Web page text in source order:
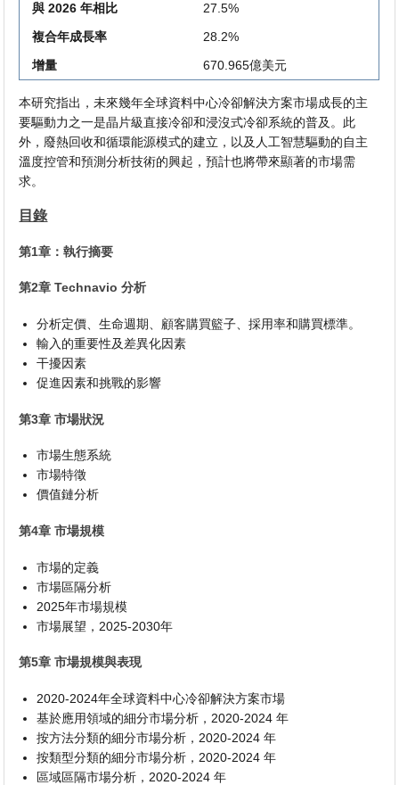
與 2026 年相比
27.5%
複合年成長率
28.2%
增量
670.965億美元
本研究指出，未來幾年全球資料中心冷卻解決方案市場成長的主
要驅動力之一是晶片級直接冷卻和浸沒式冷卻系統的普及。此
外，廢熱回收和循環能源模式的建立，以及人工智慧驅動的自主
溫度控管和預測分析技術的興起，預計也將帶來顯著的市場需
求。
目錄
第1章：執行摘要
第2章 Technavio 分析
分析定價、生命週期、顧客購買籃子、採用率和購買標準。
輸入的重要性及差異化因素
干擾因素
促進因素和挑戰的影響
第3章 市場狀況
市場生態系統
市場特徵
價值鏈分析
第4章 市場規模
市場的定義
市場區隔分析
2025年市場規模
市場展望，2025-2030年
第5章 市場規模與表現
2020-2024年全球資料中心冷卻解決方案市場
基於應用領域的細分市場分析，2020-2024 年
按方法分類的細分市場分析，2020-2024 年
按類型分類的細分市場分析，2020-2024 年
區域區隔市場分析，2020-2024 年